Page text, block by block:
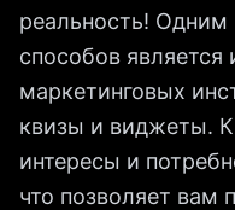
реальность!
способов является
маркетинговых
квизы и виджеты.
интересы и
что позволяет вам